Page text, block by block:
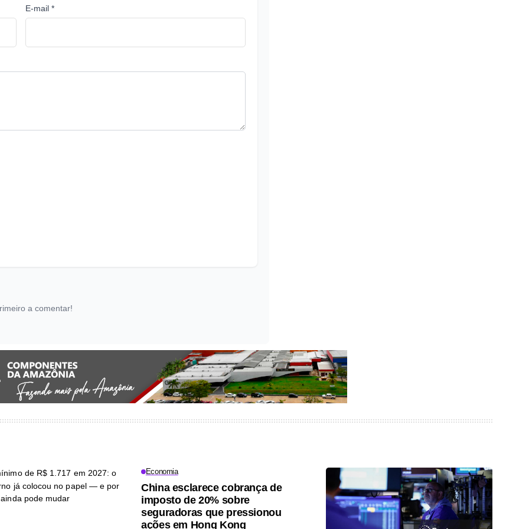
E-mail *
a comentar!
Economia
China esclarece cobrança de
imposto de 20% sobre
seguradoras que pressionou
ações em Hong Kong